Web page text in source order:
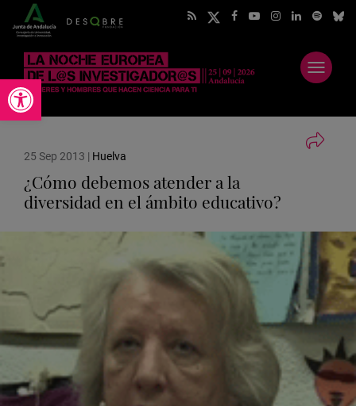
Abrir barra de herramientas
Abrir
menú
25 Sep 2013 | Huelva
¿Cómo debemos atender a la
diversidad en el ámbito educativo?